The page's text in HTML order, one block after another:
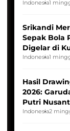
League
Indonesia1
Srikandi
Sepak Bola
Digelar di
Indonesia1
Hasil
2026:
Putri
Indonesia2